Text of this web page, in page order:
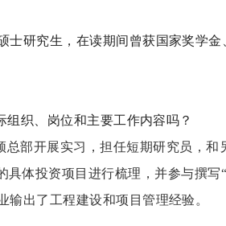
研究生，在读期间曾获国家奖学金
组织、岗位和主要工作内容吗？
部开展实习，担任短期研究员，
具体投资项目进行梳理，并参与撰
出了工程建设和项目管理经验。